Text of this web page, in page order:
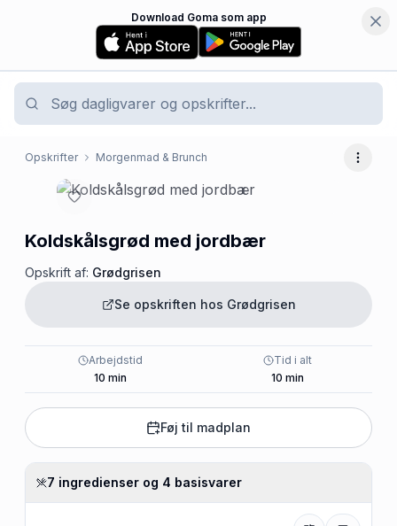
Download Goma som app
Opskrifter Morgenmad & Brunch Flere
Koldskålsgrød med jordbær
Opskrift af: Grødgrisen
Se opskriften hos Grødgrisen
Arbejdstid
10 min
Tid i alt
10 min
Føj til madplan
7 ingredienser og 4 basisvarer